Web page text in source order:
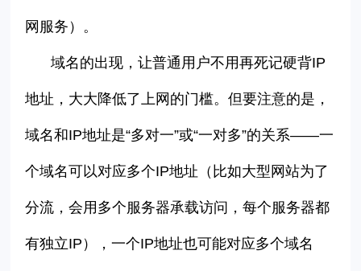
网服务）。
域名的出现，让普通用户不用再死记硬背IP
地址，大大降低了上网的门槛。但要注意的是，
域名和IP地址是“多对一”或“一对多”的关系——一
个域名可以对应多个IP地址（比如大型网站为了
分流，会用多个服务器承载访问，每个服务器都
有独立IP ），一个IP地址也可能对应多个域名